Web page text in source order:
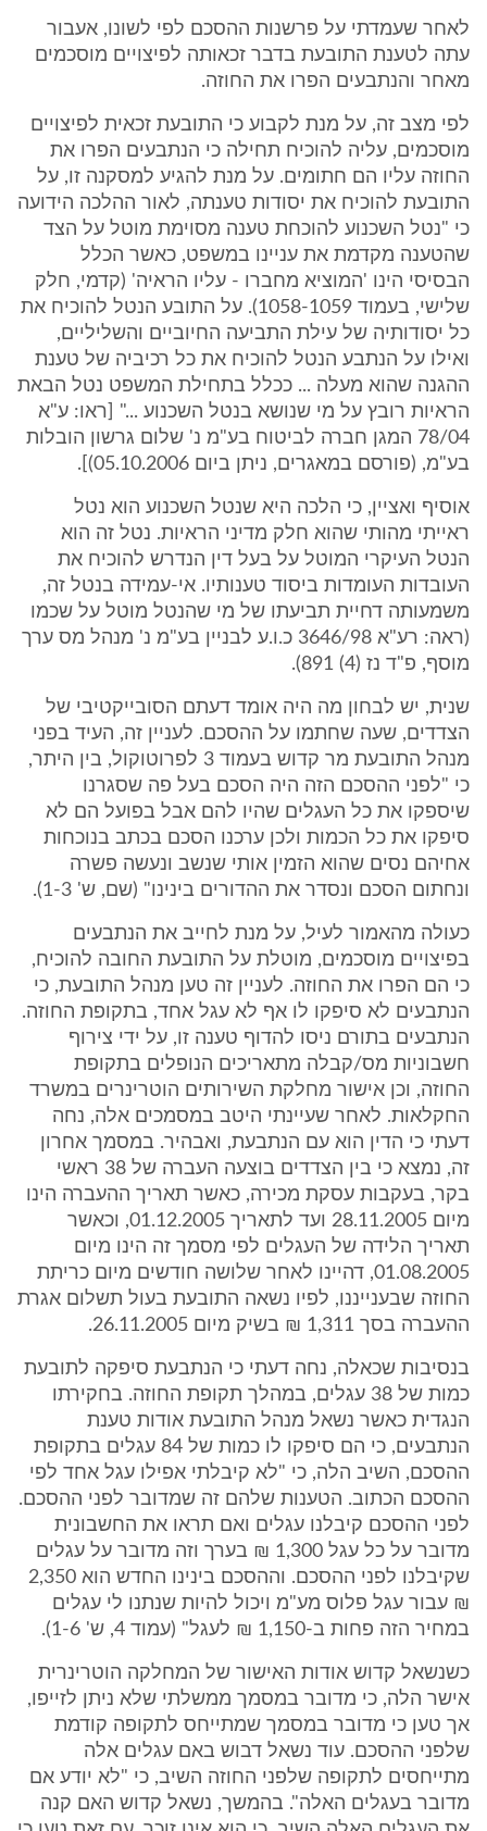
לאחר שעמדתי על פרשנות ההסכם לפי לשונו, אעבור
עתה לטענת התובעת בדבר זכאותה לפיצויים מוסכמים
מאחר והנתבעים הפרו את החוזה.
לפי מצב זה, על מנת לקבוע כי התובעת זכאית לפיצויים
מוסכמים, עליה להוכיח תחילה כי הנתבעים הפרו את
החוזה עליו הם חתומים. על מנת להגיע למסקנה זו, על
התובעת להוכיח את יסודות טענתה, לאור ההלכה הידועה
כי "נטל השכנוע להוכחת טענה מסוימת מוטל על הצד
שהטענה מקדמת את עניינו במשפט, כאשר הכלל
הבסיסי הינו 'המוציא מחברו - עליו הראיה' (קדמי, חלק
שלישי, בעמוד 1058-1059). על התובע הנטל להוכיח את
כל יסודותיה של עילת התביעה החיוביים והשליליים,
ואילו על הנתבע הנטל להוכיח את כל רכיביה של טענת
ההגנה שהוא מעלה ... ככלל בתחילת המשפט נטל הבאת
הראיות רובץ על מי שנושא בנטל השכנוע ..." [ראו: ע"א
78/04 המגן חברה לביטוח בע"מ נ' שלום גרשון הובלות
בע"מ, (פורסם במאגרים, ניתן ביום 05.10.2006)].
אוסיף ואציין, כי הלכה היא שנטל השכנוע הוא נטל
ראייתי מהותי שהוא חלק מדיני הראיות. נטל זה הוא
הנטל העיקרי המוטל על בעל דין הנדרש להוכיח את
העובדות העומדות ביסוד טענותיו. אי-עמידה בנטל זה,
משמעותה דחיית תביעתו של מי שהנטל מוטל על שכמו
(ראה: רע"א 3646/98 כ.ו.ע לבניין בע"מ נ' מנהל מס ערך
מוסף, פ"ד נז (4) 891).
שנית, יש לבחון מה היה אומד דעתם הסובייקטיבי של
הצדדים, שעה שחתמו על ההסכם. לעניין זה, העיד בפני
מנהל התובעת מר קדוש בעמוד 3 לפרוטוקול, בין היתר,
כי "לפני ההסכם הזה היה הסכם בעל פה שסגרנו
שיספקו את כל העגלים שהיו להם אבל בפועל הם לא
סיפקו את כל הכמות ולכן ערכנו הסכם בכתב בנוכחות
אחיהם נסים שהוא הזמין אותי שנשב ונעשה פשרה
ונחתום הסכם ונסדר את ההדורים בינינו" (שם, ש' 1-3).
כעולה מהאמור לעיל, על מנת לחייב את הנתבעים
בפיצויים מוסכמים, מוטלת על התובעת החובה להוכיח,
כי הם הפרו את החוזה. לעניין זה טען מנהל התובעת, כי
הנתבעים לא סיפקו לו אף לא עגל אחד, בתקופת החוזה.
הנתבעים בתורם ניסו להדוף טענה זו, על ידי צירוף
חשבוניות מס/קבלה מתאריכים הנופלים בתקופת
החוזה, וכן אישור מחלקת השירותים הוטרינרים במשרד
החקלאות. לאחר שעיינתי היטב במסמכים אלה, נחה
דעתי כי הדין הוא עם הנתבעת, ואבהיר. במסמך אחרון
זה, נמצא כי בין הצדדים בוצעה העברה של 38 ראשי
בקר, בעקבות עסקת מכירה, כאשר תאריך ההעברה הינו
מיום 28.11.2005 ועד לתאריך 01.12.2005, וכאשר
תאריך הלידה של העגלים לפי מסמך זה הינו מיום
01.08.2005, דהיינו לאחר שלושה חודשים מיום כריתת
החוזה שבענייננו, לפיו נשאה התובעת בעול תשלום אגרת
ההעברה בסך 1,311 ₪ בשיק מיום 26.11.2005.
בנסיבות שכאלה, נחה דעתי כי הנתבעת סיפקה לתובעת
כמות של 38 עגלים, במהלך תקופת החוזה. בחקירתו
הנגדית כאשר נשאל מנהל התובעת אודות טענת
הנתבעים, כי הם סיפקו לו כמות של 84 עגלים בתקופת
ההסכם, השיב הלה, כי "לא קיבלתי אפילו עגל אחד לפי
ההסכם הכתוב. הטענות שלהם זה שמדובר לפני ההסכם.
לפני ההסכם קיבלנו עגלים ואם תראו את החשבונית
מדובר על כל עגל 1,300 ₪ בערך וזה מדובר על עגלים
שקיבלנו לפני ההסכם. וההסכם בינינו החדש הוא 2,350
₪ עבור עגל פלוס מע"מ ויכול להיות שנתנו לי עגלים
במחיר הזה פחות ב-1,150 ₪ לעגל" (עמוד 4, ש' 1-6).
כשנשאל קדוש אודות האישור של המחלקה הוטרינרית
אישר הלה, כי מדובר במסמך ממשלתי שלא ניתן לזייפו,
אך טען כי מדובר במסמך שמתייחס לתקופה קודמת
שלפני ההסכם. עוד נשאל דבוש באם עגלים אלה
מתייחסים לתקופה שלפני החוזה השיב, כי "לא יודע אם
מדובר בעגלים האלה". בהמשך, נשאל קדוש האם קנה